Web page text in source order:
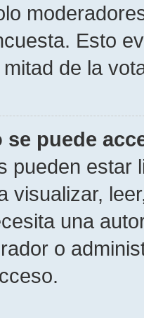
Esto
de la
se puede
pueden estar
visualizar,
una
o